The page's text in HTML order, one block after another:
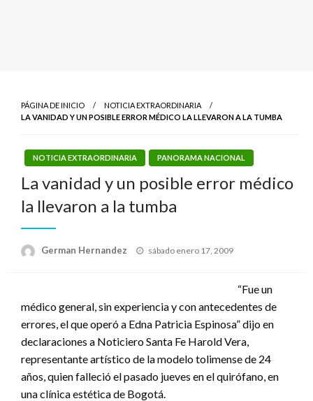
PÁGINA DE INICIO
NOTICIA EXTRAORDINARIA
LA VANIDAD Y UN POSIBLE ERROR MÉDICO LA LLEVARON A LA TUMBA
NOTICIA EXTRAORDINARIA PANORAMA NACIONAL
La vanidad y un posible error médico
la llevaron a la tumba
German Hernandez
Publicado
sábado enero 17, 2009
“Fue un
médico general, sin experiencia y con antecedentes de
errores, el que operó a Edna Patricia Espinosa” dijo en
declaraciones a Noticiero Santa Fe Harold Vera,
representante artístico de la modelo tolimense de 24
años, quien falleció el pasado jueves en el quirófano, en
una clínica estética de Bogotá.